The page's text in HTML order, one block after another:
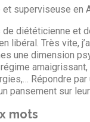
et superviseuse en
diététicienne et
libéral. Très vite,
une dimension
Répondre par
pansement sur
mots